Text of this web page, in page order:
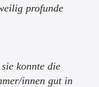
profunde
konnte die
innen gut in